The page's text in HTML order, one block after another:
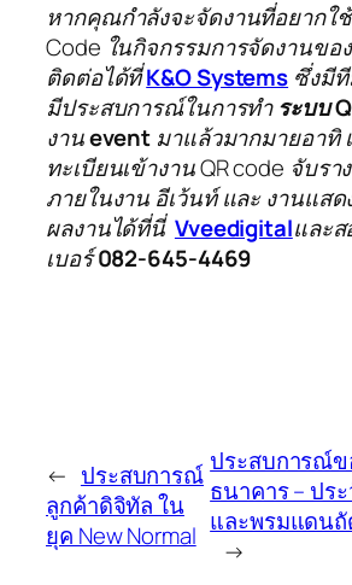
หากคุณกำลังจะจัดงานที่อยากใ
Code ในกิจกรรมการจัดงานขอ
ติดต่อได้ที่K&O Systems ซึ่งมี
มีประสบการณ์ในการทำระบบ
งานevent มาแล้วมากมายอาทิ
ทะเบียนเข้างาน QR code จับรา
ภายในงาน อีเว้นท์ และ งานแส
ผลงานได้ที่นี่ Vveedigitalและ
เบอร์082-645-4469
← ประสบการณ์
ลูกค้าดิจิทัล ใน
ยุค New Normal
ประสบการณ์ข
ธนาคาร – ปร
และพรมแดนถั
→